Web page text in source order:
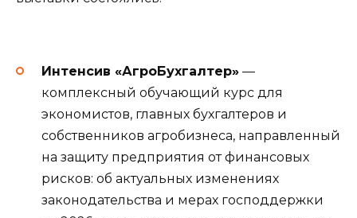
Интенсив «АгроБухгалтер» —
комплексный обучающий курс для
экономистов, главных бухгалтеров и
собственников агробизнеса, направленный
на защиту предприятия от финансовых
рисков: об актуальных изменениях
законодательства и мерах господдержки